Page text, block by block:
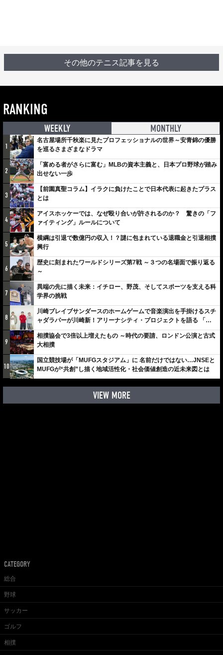
その他のテニス記事を見る
RANKING
WEEKLY MONTHLY
1
名古屋場所千秋楽に見たプロフェッショナルの世界～安青錦の優勝
を巡るさまざまなドラマ
2
「富める者がさらに富む」MLBの資本主義と、日本プロ野球が踏み
出せない一歩
3
【前園真聖コラム】イラクに負けたことで日本代表に起きたプラス
とは
4
アイスホッケーでは、なぜ殴り合いが許されるのか？ 驚きの「フ
ァイティング」ルールについて
5
横綱は引退で数億円の収入！？謎に包まれている退職金と引退相撲
興行
6
歴史に刻まれたワールドシリーズ第7戦 ～３つの名場面で振り返る
～
7
異端の先に描く未来：イチロー、野茂、そしてスポーツを支える科
学界の挑戦
8
川崎ブレイブサンダースのホームゲームで音楽演出を手掛けるスチ
ャダラパーが川崎新！アリーナシティ・プロジェクトを語る 「楽
しみでしかないでしょ。川崎は、ずっと成長曲線だから」
9
相撲協会で3倍以上増えたもの ～時代の要請、ロンドン公演と古式
大相撲
10
国立競技場が「MUFGスタジアム」に 名前だけではない…JNSEと
MUFGが“共創”し描く地域活性化・社会価値創造の近未来図とは
VIEW MORE
CATEGORY
総合
野球
サッカー
ゴルフ
相撲